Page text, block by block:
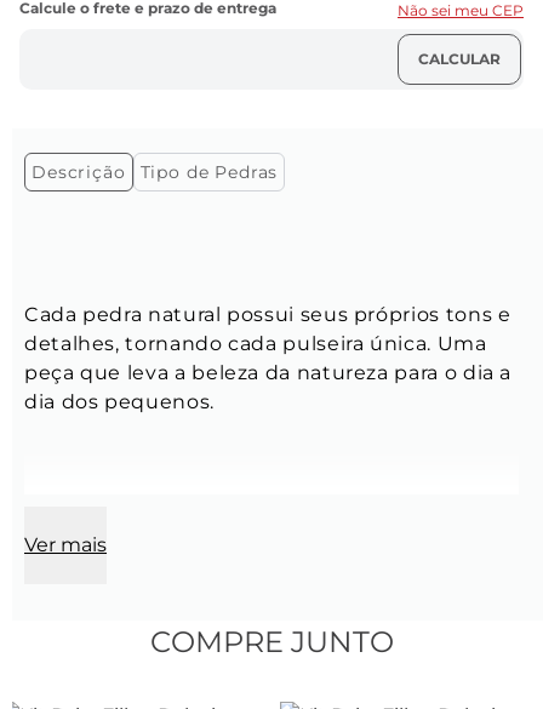
Não sei meu CEP
Descrição Tipo de Pedras
Cada pedra natural possui seus próprios tons e
detalhes, tornando cada pulseira única. Uma
peça que leva a beleza da natureza para o dia a
dia dos pequenos.
com um passador retangular prata
Ver mais
COMPRE JUNTO